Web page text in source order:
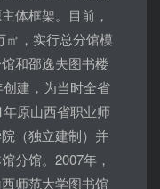
体框架。目前，
㎡，实行总分馆模
和邵逸夫图书楼
建，为当时全省
原山西省职业师
（独立建制）并
分馆。2007年，
师范大学图书馆